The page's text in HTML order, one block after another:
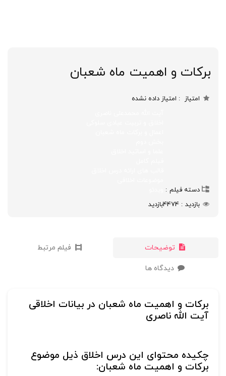
برکات و اهمیت ماه شعبان
امتیاز امتیاز داده نشده
دسته فیلم
بازدید
4474بازدید
توضیحات فیلم مرتبط
دیدگاه ها
برکات و اهمیت ماه شعبان در بیانات اخلاقی
آیت الله ناصری
چکیده محتوای این درس اخلاق ذیل موضوع
برکات و اهمیت ماه شعبان: